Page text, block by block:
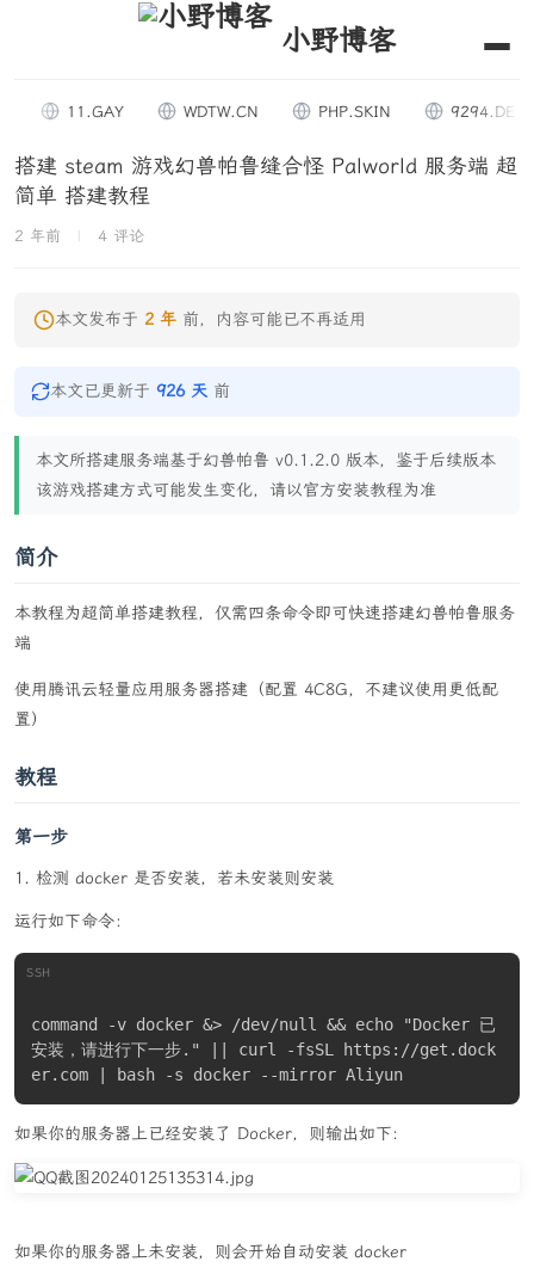
小野博客
11.GAY WDTW.CN PHP.SKIN 9294.DE
搭建 steam 游戏幻兽帕鲁缝合怪 Palworld 服务端 超
简单 搭建教程
2 年前 4 评论
本文发布于 2 年 前，内容可能已不再适用
本文已更新于 926 天 前
本文所搭建服务端基于幻兽帕鲁 v0.1.2.0 版本，鉴于后续版本
该游戏搭建方式可能发生变化，请以官方安装教程为准
简介
本教程为超简单搭建教程，仅需四条命令即可快速搭建幻兽帕鲁服务
端
使用腾讯云轻量应用服务器搭建（配置 4C8G，不建议使用更低配
置）
教程
第一步
检测 docker 是否安装，若未安装则安装
运行如下命令：
command -v docker &> /dev/null && echo "Docker 已
安装，请进行下一步." || curl -fsSL https://get.dock
er.com | bash -s docker --mirror Aliyun
SSH
如果你的服务器上已经安装了 Docker，则输出如下:
如果你的服务器上未安装，则会开始自动安装 docker